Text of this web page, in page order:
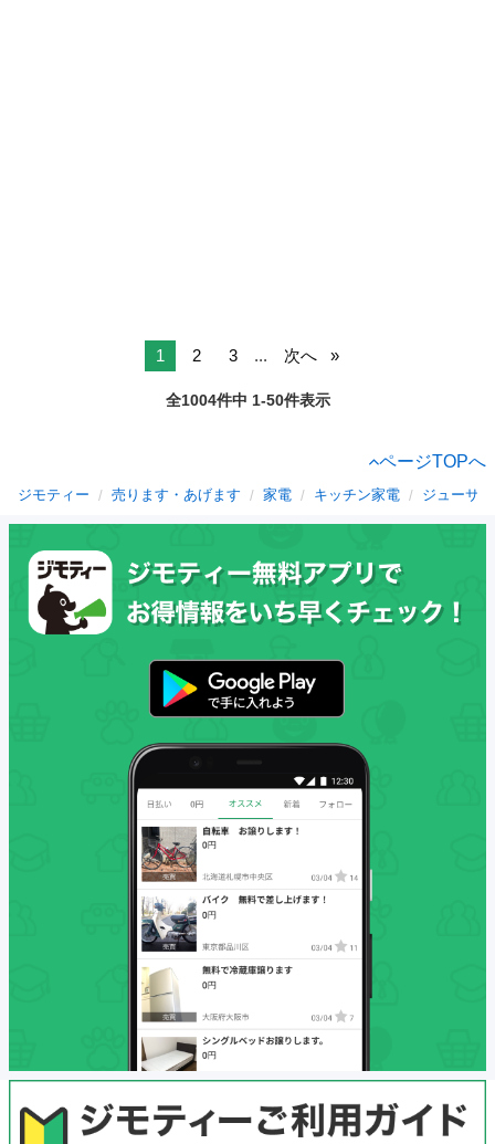
1 2 3 ... 次へ
全1004件中 1-50件表示
ページTOPへ
ジモティー 売ります・あげます 家電 キッチン家電 ジューサ